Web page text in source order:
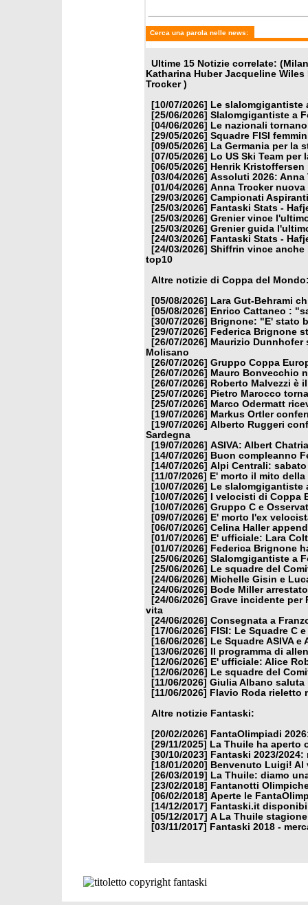
Cerca una parola nelle news:
Ultime 15 Notizie correlate:
Katharina Huber Jacqueline
Trocker )
[10/07/2026]
Le
[25/06/2026] Slalomgigantiste a
[04/06/2026]
Le nazionali
[29/05/2026] Squadre FISI
[09/05/2026]
La Germania per la
[07/05/2026]
Lo US Ski Team per
[06/05/2026]
Henrik Kristoffersen
[03/04/2026] Assoluti 2026: Anna
[01/04/2026] Anna Trocker
[29/03/2026] Campionati
[25/03/2026]
Fantaski Stats -
[25/03/2026] Grenier vince
[25/03/2026] Grenier guida
[24/03/2026]
Fantaski Stats -
[24/03/2026] Shiffrin vince anche
top10
Altre notizie di Coppa del
[05/08/2026]
Lara Gut-Behrami
[05/08/2026]
Enrico Cattaneo :
[30/07/2026]
Brignone: "E' stato
[29/07/2026]
Federica Brignone
[26/07/2026] Maurizio Dunnhofer
Molisano
[26/07/2026] Gruppo Coppa
[26/07/2026] Mauro Bonvecchio
[26/07/2026]
Roberto Malvezzi è
[25/07/2026]
Pietro Marocco
[25/07/2026] Marco Odermatt
[19/07/2026] Markus Ortler
[19/07/2026] Alberto Ruggeri
Sardegna
[19/07/2026] ASIVA: Albert
[14/07/2026]
Buon compleanno
[14/07/2026] Alpi Centrali:
[11/07/2026]
E' morto il mito
[10/07/2026]
Le
[10/07/2026]
I velocisti di Coppa
[10/07/2026] Gruppo C e
[09/07/2026]
E' morto l'ex
[06/07/2026] Celina Haller
[01/07/2026]
E' ufficiale: Lara
[01/07/2026]
Federica Brignone
[25/06/2026] Slalomgigantiste a
[25/06/2026]
Le squadre del
[24/06/2026] Michelle Gisin e
[24/06/2026]
Bode Miller
[24/06/2026] Grave incidente per
vita
[24/06/2026] Consegnata a
[17/06/2026]
FISI: Le Squadre C
[16/06/2026]
Le Squadre ASIVA
[13/06/2026]
Il programma di
[12/06/2026]
E' ufficiale: Alice
[12/06/2026]
Le squadre del
[11/06/2026] Giulia Albano saluta
[11/06/2026]
Flavio Roda rieletto
Altre notizie Fantaski:
[20/02/2026]
FantaOlimpiadi
[29/11/2025]
La Thuile ha aperto
[30/10/2023]
Fantaski 2023/
[18/01/2020]
Benvenuto Luigi! Al
[26/03/2019]
La Thuile: diamo
[23/02/2018]
Fantanotti
[06/02/2018] Aperte le
[14/12/2017]
Fantaski.it
[05/12/2017] A La Thuile
[03/11/2017]
Fantaski 2018 -